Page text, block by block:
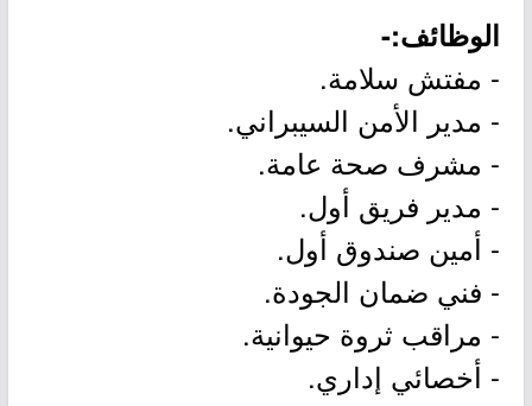
الوظائف:-
- مفتش سلامة.
- مدير الأمن السيبراني.
- مشرف صحة عامة.
- مدير فريق أول.
- أمين صندوق أول.
- فني ضمان الجودة.
- مراقب ثروة حيوانية.
- أخصائي إداري.